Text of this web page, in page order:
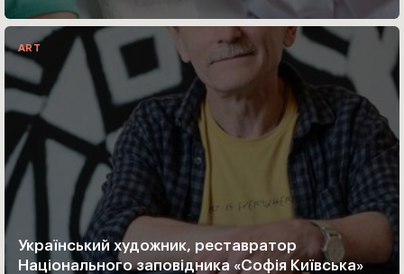
ART
Український художник, реставратор
Національного заповідника «Софія Київська»